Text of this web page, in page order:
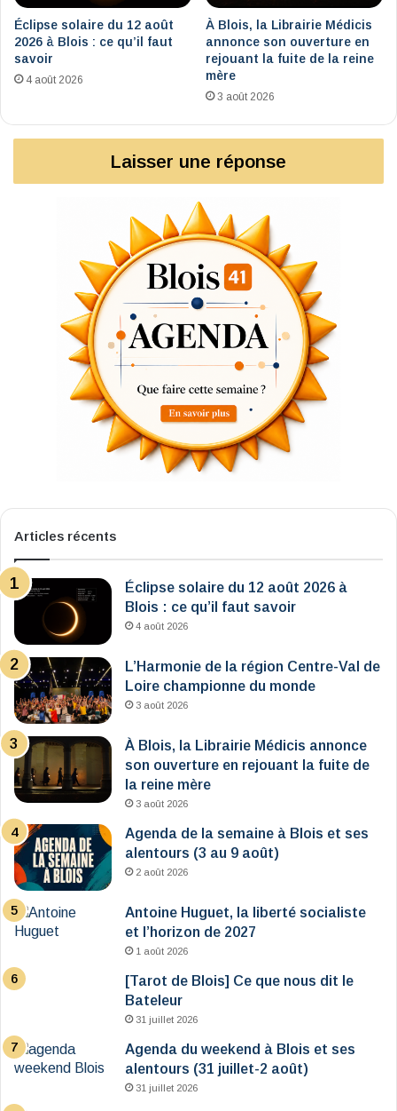
Éclipse solaire du 12 août
2026 à Blois : ce qu’il faut
savoir
4 août 2026
À Blois, la Librairie Médicis
annonce son ouverture en
rejouant la fuite de la reine
mère
3 août 2026
Laisser une réponse
Articles récents
Éclipse solaire du 12 août 2026 à
Blois : ce qu’il faut savoir
4 août 2026
L’Harmonie de la région Centre-Val de
Loire championne du monde
3 août 2026
À Blois, la Librairie Médicis annonce
son ouverture en rejouant la fuite de
la reine mère
3 août 2026
Agenda de la semaine à Blois et ses
alentours (3 au 9 août)
2 août 2026
Antoine Huguet, la liberté socialiste
et l’horizon de 2027
1 août 2026
[Tarot de Blois] Ce que nous dit le
Bateleur
31 juillet 2026
Agenda du weekend à Blois et ses
alentours (31 juillet-2 août)
31 juillet 2026